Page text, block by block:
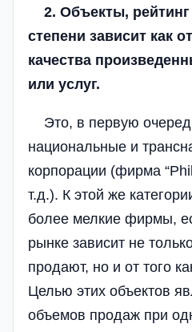
2. Объекты,
степени зависит как
качества
или услуг.
Это, в первую
национальные и
корпорации (фирма
т.д.). К этой же
более мелкие фирмы,
рынке зависит не
продают, но и от того
Целью этих объектов
объемов продаж при